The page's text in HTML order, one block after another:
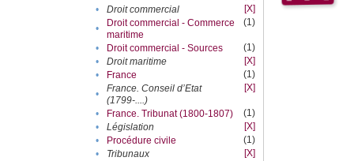
•
Droit commercial
[X]
•
Droit commercial - Commerce
maritime
(1)
• Droit commercial - Sources
(1)
•
Droit maritime
[X]
•
France
(1)
•
France. Conseil d’Etat
(1799-....)
[X]
• France. Tribunat (1800-1807)
(1)
•
Législation
[X]
•
Procédure civile
(1)
•
Tribunaux
[X]